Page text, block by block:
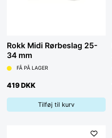
Rokk Midi Rørbeslag 25-
34 mm
FÅ PÅ LAGER
419 DKK
Tilføj til kurv